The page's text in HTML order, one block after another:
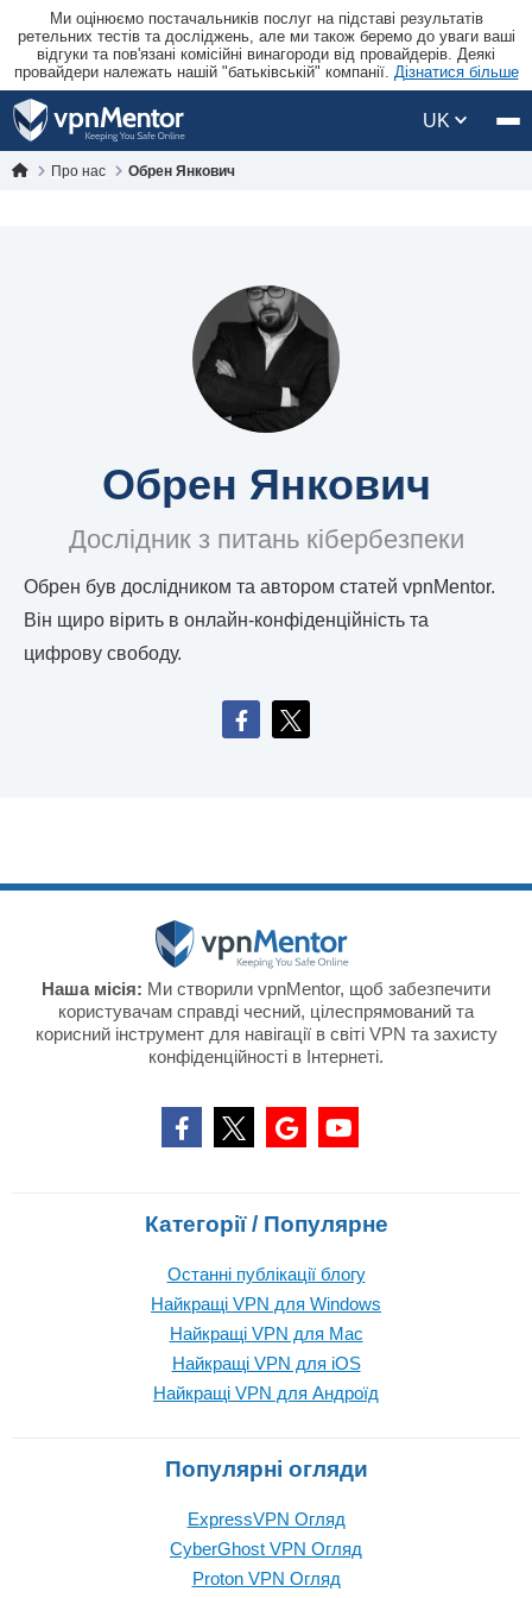
Ми оцінюємо постачальників послуг на підставі результатів
ретельних тестів та досліджень, але ми також беремо до уваги ваші
відгуки та пов'язані комісійні винагороди від провайдерів. Деякі
провайдери належать нашій "батьківській" компанії. Дізнатися більше
UK
Про нас Обрен Янкович
Обрен Янкович
Дослідник з питань кібербезпеки
Обрен був дослідником та автором статей vpnMentor.
Він щиро вірить в онлайн-конфіденційність та
цифрову свободу.
Наша місія: Ми створили vpnMentor, щоб забезпечити
користувачам справді чесний, цілеспрямований та
корисний інструмент для навігації в світі VPN та захисту
конфіденційності в Інтернеті.
Категорії / Популярне
Останні публікації блогу
Найкращі VPN для Windows
Найкращі VPN для Mac
Найкращі VPN для iOS
Найкращі VPN для Андроїд
Популярні огляди
ExpressVPN Огляд
CyberGhost VPN Огляд
Proton VPN Огляд